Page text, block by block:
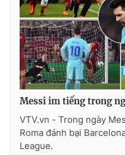
THỜI BÁO VTV
Theo dõi báo trên
Cơ quan chủ quản:
Messi im tiếng trong
VTV.vn - Trong ngày
Roma đánh bại
League.